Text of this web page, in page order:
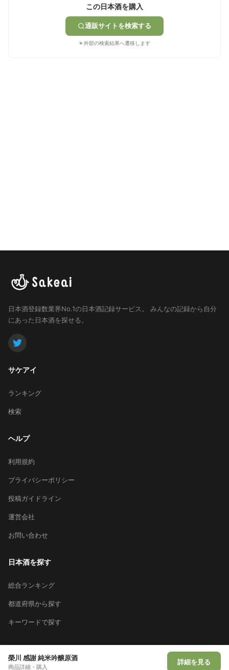
この日本酒を購入
通販サイトを検索する
※ 外部の検索結果へ遷移します
榮川 感謝 純米吟醸原酒
商品詳細・購入
詳細を見る
日本酒登録数業界No.1の日本酒記録サービス。
みんなの記録から自分
にあった日本酒を探せる。
サケアイ
ランキング
検索
ヘルプ
利用規約
プライバシーポリシー
投稿ガイドライン
運営会社
お問い合わせ
日本酒を探す
総合ランキング
都道府県から探す
キーワードで探す